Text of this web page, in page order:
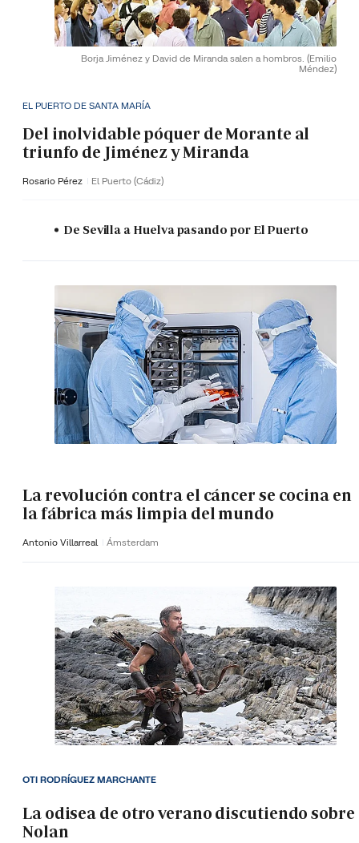
Borja Jiménez y David de Miranda salen a hombros. (Emilio
Méndez)
EL PUERTO DE SANTA MARÍA
Del inolvidable póquer de Morante al
triunfo de Jiménez y Miranda
Rosario Pérez El Puerto (Cádiz)
De Sevilla a Huelva pasando por El Puerto
La revolución contra el cáncer se cocina en
la fábrica más limpia del mundo
Antonio Villarreal Ámsterdam
La odisea de otro verano discutiendo sobre
Nolan
OTI RODRÍGUEZ MARCHANTE